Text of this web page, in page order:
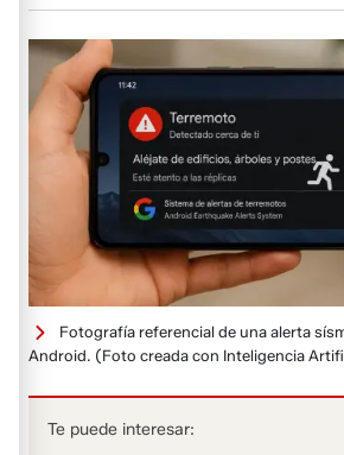
Fotografía referencial de una alerta
Android. (Foto creada con Inteligencia
Te puede interesar: